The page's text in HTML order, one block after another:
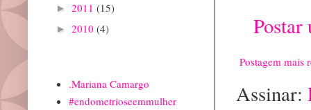
Postar
Postagem mais
Assinar:
► 2011 (15)
► 2010 (4)
.Mariana Camargo
#endometrioseemmulher